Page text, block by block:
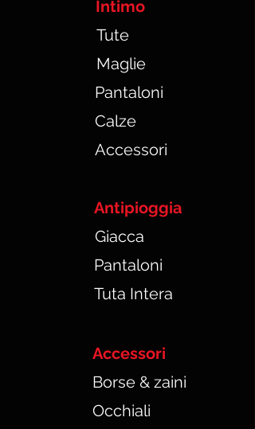
Intimo
Tute
Maglie
Pantaloni
Calze
Accessori
Antipioggia
Giacca
Pantaloni
Tuta Intera
Accessori
Borse & zaini
Occhiali